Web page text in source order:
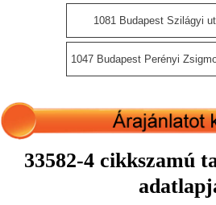
1081 Budapest Szilágyi
1047 Budapest Perényi
33582-4 cikkszamú